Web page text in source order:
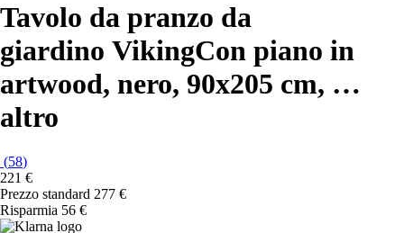
Tavolo da pranzo da
giardino VikingCon piano in
artwood, nero, 90x205 cm, …
altro
(58)
221 €
Prezzo standard 277 €
Risparmia 56 €